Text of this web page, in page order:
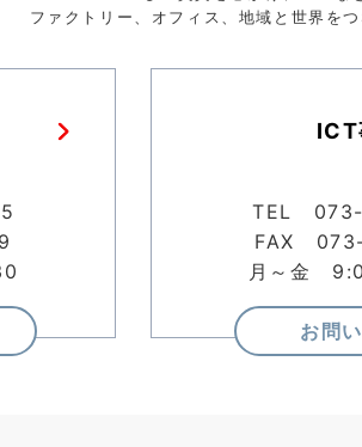
ファクトリー、オフィス、地域と世界を
ICT
TEL
FAX
月～金
お問